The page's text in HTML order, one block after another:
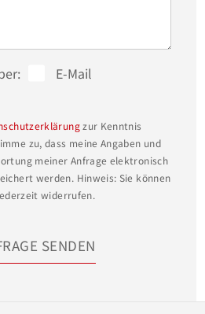
E-Mail
zur Kenntnis
zu, dass meine Angaben und
meiner Anfrage elektronisch
werden. Hinweis: Sie können
widerrufen.
SENDEN